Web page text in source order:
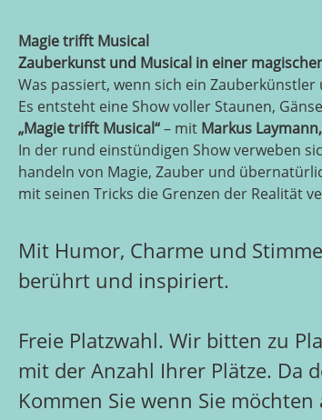
Magie trifft Musical
Zauberkunst und Musical in einer
Was passiert, wenn sich ein
Es entsteht eine Show voller Staunen,
„Magie trifft Musical“– mit Markus
In der rund einstündigen Show verweben
handeln von Magie, Zauber und
mit seinen Tricks die Grenzen der Realität
Mit Humor, Charme und
berührt und inspiriert.
Freie Platzwahl. Wir bitten zu
mit der Anzahl Ihrer Plätze. Da
Kommen Sie wenn Sie